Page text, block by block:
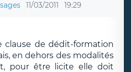
11/03/2011 19:29
clause de dédit-formation
en dehors des modalités
pour être licite elle doit